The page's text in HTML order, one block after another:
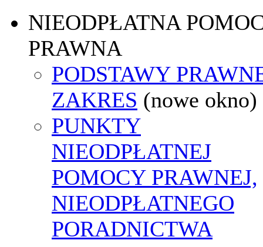
NIEODPŁATNA
PRAWNA
PODSTAWY
ZAKRES (nowe okno)
PUNKTY
NIEODPŁATNEJ
POMOCY PRAWNEJ,
NIEODPŁATNEGO
PORADNICTWA